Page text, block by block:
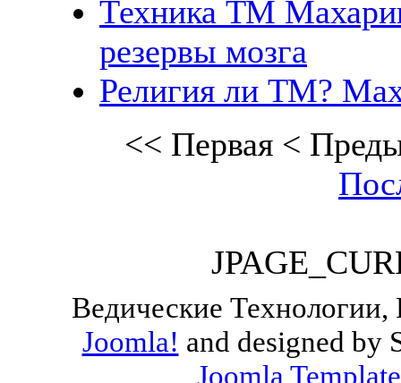
Техника ТМ
резервы мозга
Религия ли ТМ?
<< Первая<
Ведические Технологии,
Joomla! and designed by
Joomla